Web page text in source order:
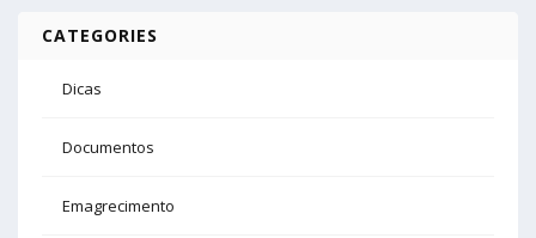
CATEGORIES
Dicas
Documentos
Emagrecimento